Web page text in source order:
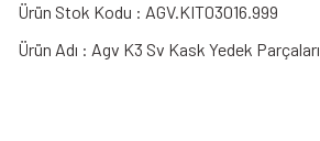
Ürün Stok Kodu : AGV.KIT03016.999
Ürün Adı : Agv K3 Sv Kask Yedek Parçaları